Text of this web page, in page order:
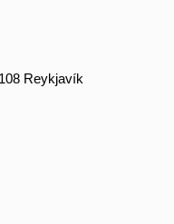
Reykjavík